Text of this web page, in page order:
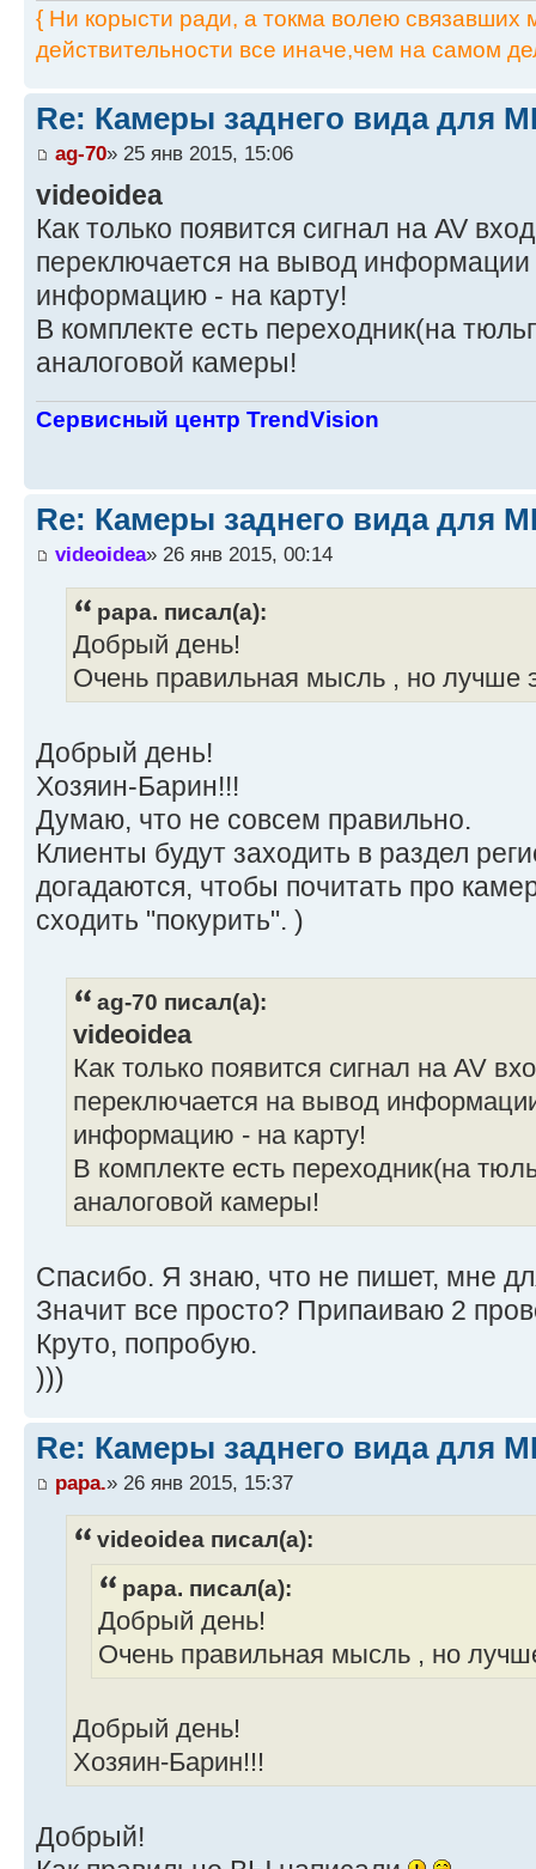
{ Ни корысти ради, а токма волею связавших
действительности все иначе,чем на самом
Re: Камеры заднего вида для
ag-70» 25 янв 2015, 15:06
videoidea
Как только появится сигнал на AV
переключается на вывод
информацию - на карту!
В комплекте есть переходник(на
аналоговой камеры!
Сервисный центр TrendVision
Re: Камеры заднего вида для
videoidea» 26 янв 2015, 00:14
papa. писал(а):
Добрый день!
Очень правильная мысль , но лучше
Добрый день!
Хозяин-Барин!!!
Думаю, что не совсем правильно.
Клиенты будут заходить в раздел
догадаются, чтобы почитать про
сходить "покурить". )
ag-70 писал(а):
videoidea
Как только появится сигнал на AV
переключается на вывод
информацию - на карту!
В комплекте есть переходник(на
аналоговой камеры!
Спасибо. Я знаю, что не пишет, мне
Значит все просто? Припаиваю 2
Круто, попробую.
)))
Re: Камеры заднего вида для
papa.» 26 янв 2015, 15:37
videoidea писал(а):
papa. писал(а):
Добрый день!
Очень правильная мысль , но
Добрый день!
Хозяин-Барин!!!
Добрый!